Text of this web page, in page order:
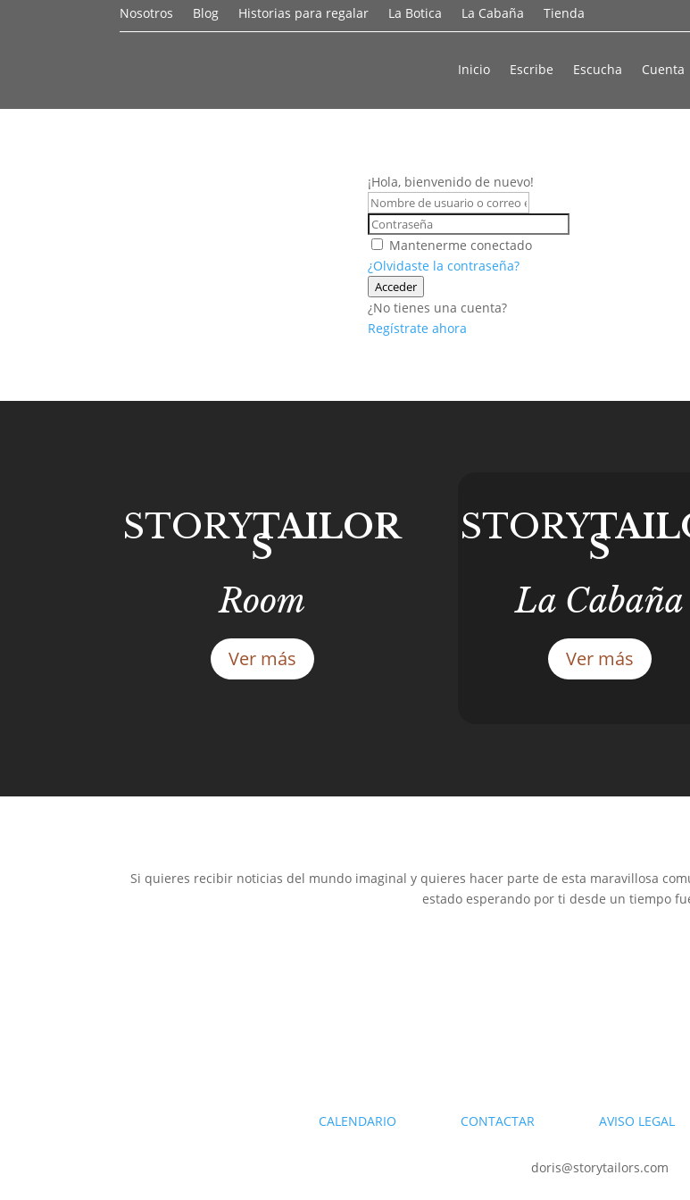
Nosotros Blog Historias para regalar La Botica La Cabaña Tienda
Inicio Escribe Escucha Cuenta
¡Hola, bienvenido de nuevo!
Mantenerme conectado
¿Olvidaste la contraseña?
Acceder
¿No tienes una cuenta?
Regístrate ahora
STORYTAILOR
S
Room
Ver más
STORYS
La Cabaña
Ver más
Si quieres recibir noticias del mundo imaginal y quieres hacer parte de esta maravillosa
estado esperando por ti desde un tiempo
CALENDARIO CONTACTAR AVISO LEGAL
doris@storytailors.com